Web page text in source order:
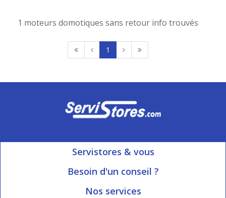
1 moteurs domotiques sans retour info trouvés
1
Servistores & vous
Mon compte
Besoin d'un conseil ?
Ouvert du Lundi au Vendredi
Nos services